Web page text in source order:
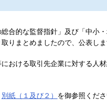
合的な監督指針」及び「中小
りまとめましたので、公表しま
おける取引先企業に対する人
別紙（１及び２） を御参照くださ